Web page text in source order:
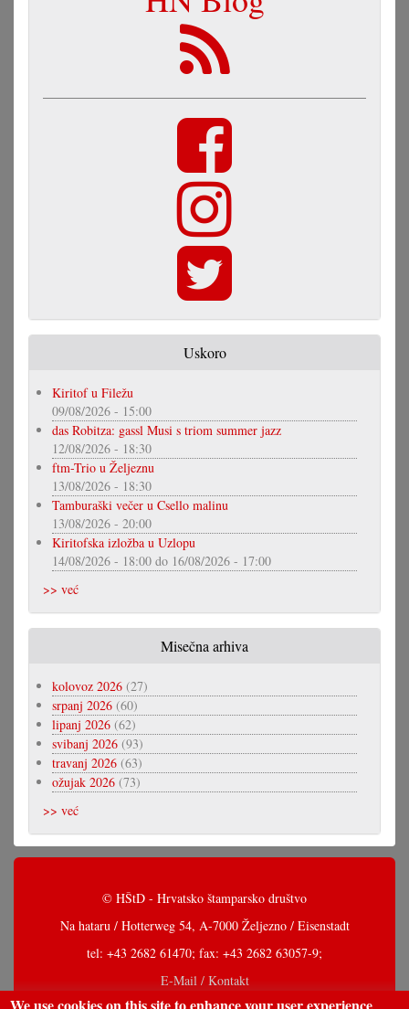
Uskoro
Kiritof u Filežu
09/08/2026 - 15:00
das Robitza: gassl Musi s triom summer jazz
12/08/2026 - 18:30
ftm-Trio u Željeznu
13/08/2026 - 18:30
Tamburaški večer u Csello malinu
13/08/2026 - 20:00
Kiritofska izložba u Uzlopu
14/08/2026 - 18:00 do 16/08/2026 - 17:00
>> već
Misečna arhiva
kolovoz 2026 (27)
srpanj 2026 (60)
lipanj 2026 (62)
svibanj 2026 (93)
travanj 2026 (63)
ožujak 2026 (73)
>> već
© HŠtD - Hrvatsko štamparsko društvo
Na hataru / Hotterweg 54, A-7000 Željezno / Eisenstadt
tel: +43 2682 61470; fax: +43 2682 63057-9;
E-Mail / Kontakt